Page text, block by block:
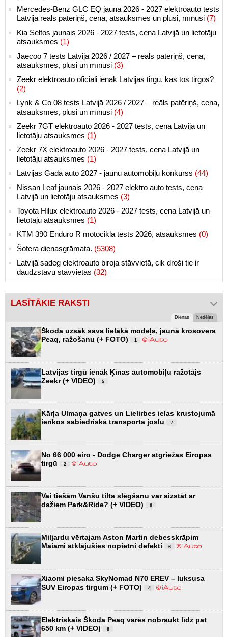
Mercedes-Benz GLC EQ jaunā 2026 - 2027 elektroauto tests
Latvijā reāls patēriņš, cena, atsauksmes un plusi, mīnusi (7)
Kia Seltos jaunais 2026 - 2027 tests, cena Latvijā un lietotāju
atsauksmes (1)
Jaecoo 7 tests Latvijā 2026 / 2027 – reāls patēriņš, cena,
atsauksmes, plusi un mīnusi (3)
Zeekr elektroauto oficiāli ienāk Latvijas tirgū, kas tos tirgos?
(2)
Lynk & Co 08 tests Latvijā 2026 / 2027 – reāls patēriņš, cena,
atsauksmes, plusi un mīnusi (4)
Zeekr 7GT elektroauto 2026 - 2027 tests, cena Latvijā un
lietotāju atsauksmes (1)
Zeekr 7X elektroauto 2026 - 2027 tests, cena Latvijā un
lietotāju atsauksmes (1)
Latvijas Gada auto 2027 - jaunu automobiļu konkurss (44)
Nissan Leaf jaunais 2026 - 2027 elektro auto tests, cena
Latvijā un lietotāju atsauksmes (3)
Toyota Hilux elektroauto 2026 - 2027 tests, cena Latvijā un
lietotāju atsauksmes (1)
KTM 390 Enduro R motocikla tests 2026, atsauksmes (0)
Šofera dienasgrāmata. (5308)
Latvijā sadeg elektroauto biroja stāvvietā, cik droši tie ir
daudzstāvu stāvvietās (32)
LASĪTĀKIE RAKSTI
Dienas Nedēļas
Škoda uzsāk sava lielākā modeļa, jaunā krosovera
Peaq, ražošanu (+ FOTO)
1
Latvijas tirgū ienāk Ķīnas automobiļu ražotājs
Zeekr (+ VIDEO)
5
Kārļa Ulmaņa gatves un Lielirbes ielas krustojumā
ierīkos sabiedriskā transporta joslu
7
No 66 000 eiro - Dodge Charger atgriežas Eiropas
tirgū
2
Vai tiešām Vanšu tilta slēgšanu var aizstāt ar
dažiem Park&Ride? (+ VIDEO)
6
Miljardu vērtajam Aston Martin debesskrāpim
Maiami atklājušies nopietni defekti
6
Xiaomi piesaka SkyNomad N70 EREV – luksusa
SUV Eiropas tirgum (+ FOTO)
4
Elektriskais Škoda Peaq varēs nobraukt līdz pat
650 km (+ VIDEO)
8